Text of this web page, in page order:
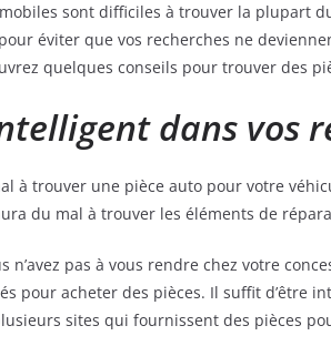
sont difficiles à trouver la plupart
éviter que vos recherches ne
quelques conseils pour trouver des
dans vos
à trouver une pièce auto pour votre
du mal à trouver les éléments de
n’avez pas à vous rendre chez votre
pour acheter des pièces. Il suffit d’être
sites qui fournissent des pièces